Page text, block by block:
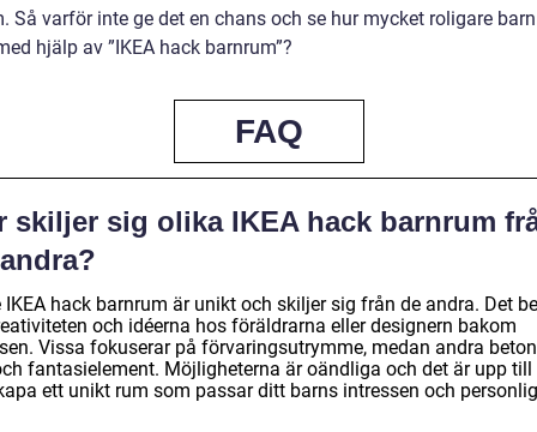
Så varför inte ge det en chans och se hur mycket roligare
hjälp av ”IKEA hack barnrum”?
FAQ
skiljer sig olika IKEA hack barnrum
IKEA hack barnrum är unikt och skiljer sig från de andra. Det
och idéerna hos föräldrarna eller designern bakom
Vissa fokuserar på förvaringsutrymme, medan andra
fantasielement. Möjligheterna är oändliga och det är upp till
ett unikt rum som passar ditt barns intressen och